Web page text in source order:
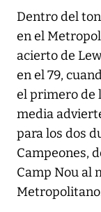
Dentro del
en el
acierto de
en el 79,
el primero de
media
para los dos
Campeones,
Camp Nou al